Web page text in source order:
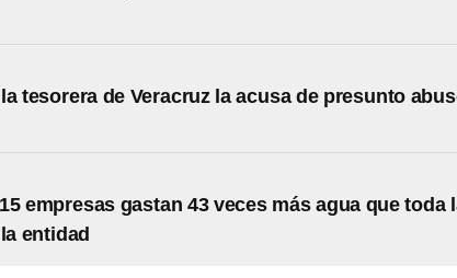
tesorera de Veracruz la acusa de presunto
empresas gastan 43 veces más agua que toda
entidad